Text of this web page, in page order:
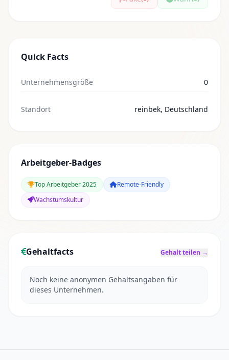
Quick Facts
Unternehmensgröße 0
Standort reinbek, Deutschland
Arbeitgeber-Badges
Top Arbeitgeber 2025
Remote-Friendly
Wachstumskultur
Gehaltfacts Gehalt teilen →
Noch keine anonymen Gehaltsangaben für
dieses Unternehmen.